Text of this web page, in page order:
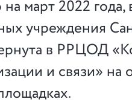
март 2022
учреждения
в РРЦОД
и связи» на